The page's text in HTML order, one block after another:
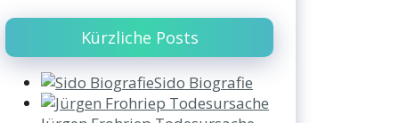
Kürzliche Posts
Sido Biografie